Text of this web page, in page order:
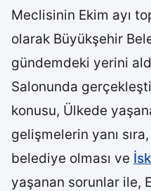
Meclisinin Ekim ayı
olarak Büyükşehir
gündemdeki yerini
Salonunda
konusu, Ülkede
gelişmelerin yanı sıra,
belediye olması ve
yaşanan sorunlar ile,